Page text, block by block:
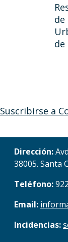
de
Suscribirse a
Dirección:
38005. Santa
Teléfono:
Email:
Incidencias: